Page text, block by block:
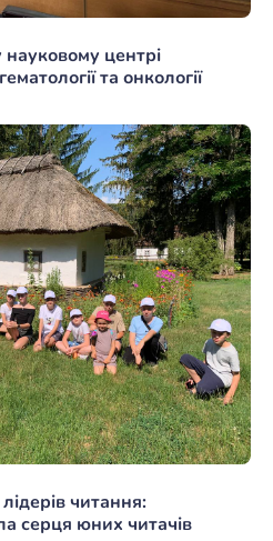
центрі
та онкології
читання:
серця юних читачів